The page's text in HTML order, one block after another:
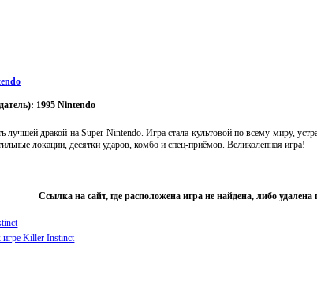
1995 Nintendo
лучшей дракой на Super Nintendo. Игра стала культовой по всему миру,
локации, десятки ударов, комбо и спец-приёмов. Великолепная игра!
Ссылка на сайт, где расположена игра не найдена, либо
игре Killer Instinct